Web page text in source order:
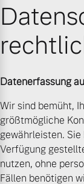
6 Modelle
Plug-in
3 Modelle
Aktuelle
Über uns
Datenerfassung
Wir sind bemüht,
größtmögliche
gewährleisten.
Verfügung
nutzen, ohne
Fällen benötigen